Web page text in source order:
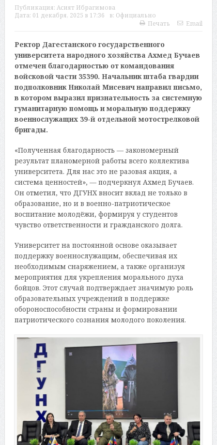
Публикация: Асият Ибрагимова
Дата: 01 декабря, 2025 в 17:36 в: Официально
Печать
Email
Ректор Дагестанского государственного
университета народного хозяйства Ахмед Бучаев
отмечен благодарностью от командования
войсковой части 35390. Начальник штаба гвардии
подполковник Николай Мисевич направил письмо,
в котором выразил признательность за системную
гуманитарную помощь и моральную поддержку
военнослужащих 39-й отдельной мотострелковой
бригады.
«Полученная благодарность — закономерный
результат планомерной работы всего коллектива
университета. Для нас это не разовая акция, а
система ценностей», — подчеркнул Ахмед Бучаев.
Он отметил, что ДГУНХ вносит вклад не только в
образование, но и в военно-патриотическое
воспитание молодёжи, формируя у студентов
чувство ответственности и гражданского долга.
Университет на постоянной основе оказывает
поддержку военнослужащим, обеспечивая их
необходимым снаряжением, а также организуя
мероприятия для укрепления морального духа
бойцов. Этот случай подтверждает значимую роль
образовательных учреждений в поддержке
обороноспособности страны и формировании
патриотического сознания молодого поколения.